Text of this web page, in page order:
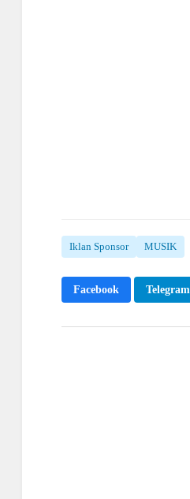
Iklan Sponsor MUSIK
Facebook Telegram